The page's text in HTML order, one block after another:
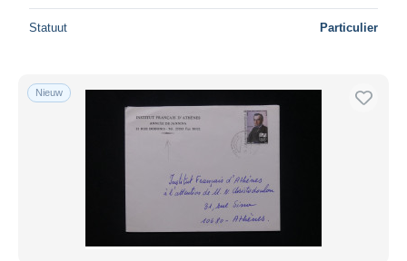
Statuut Particulier
Nieuw